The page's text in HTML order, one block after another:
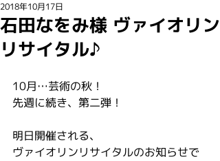
石田なをみ様 ヴァイオリン
リサイタル♪
2018年10月17日
10月…芸術の秋！
先週に続き、第二弾！
明日開催される、
ヴァイオリンリサイタルのお知らせで